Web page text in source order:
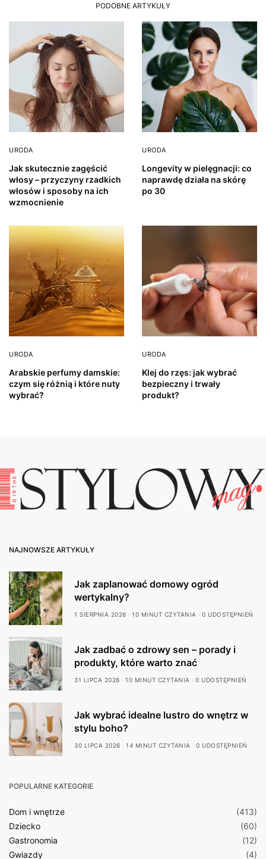
PODOBNE ARTYKUŁY
URODA
Jak skutecznie zagęścić
włosy – przyczyny rzadkich
włosów i sposoby na ich
wzmocnienie
URODA
Longevity w pielęgnacji: co
naprawdę działa na skórę
po 30
URODA
Arabskie perfumy damskie:
czym się różnią i które nuty
wybrać?
URODA
Klej do rzęs: jak wybrać
bezpieczny i trwały
produkt?
NAJNOWSZE ARTYKUŁY
Jak zaplanować domowy ogród
wertykalny?
1 SIERPNIA 2026 10 MINUT CZYTANIA 0 UDOSTĘPNIEŃ
Jak zadbać o zdrowy sen – porady i
produkty, które warto znać
31 LIPCA 2026 10 MINUT CZYTANIA 0 UDOSTĘPNIEŃ
Jak wybrać idealne lustro do wnętrz w
stylu boho?
30 LIPCA 2026 14 MINUT CZYTANIA 0 UDOSTĘPNIEŃ
POPULARNE KATEGORIE
Dom i wnętrze
(413)
Dziecko
(60)
Gastronomia
(12)
Gwiazdy
(4)